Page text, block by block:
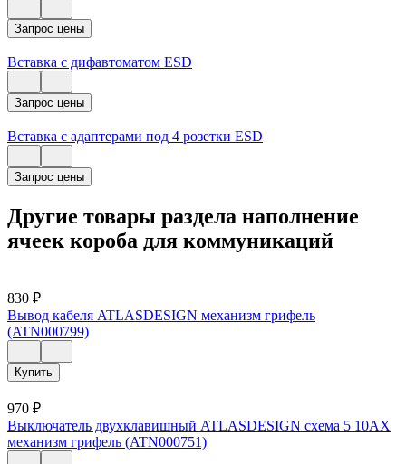
Запрос цены
Вставка с дифавтоматом ESD
Запрос цены
Вставка с адаптерами под 4 розетки ESD
Запрос цены
Другие товары раздела наполнение
ячеек короба для коммуникаций
830 ₽
Вывод кабеля ATLASDESIGN механизм грифель
(ATN000799)
Купить
970 ₽
Выключатель двухклавишный ATLASDESIGN схема 5 10АХ
механизм грифель (ATN000751)